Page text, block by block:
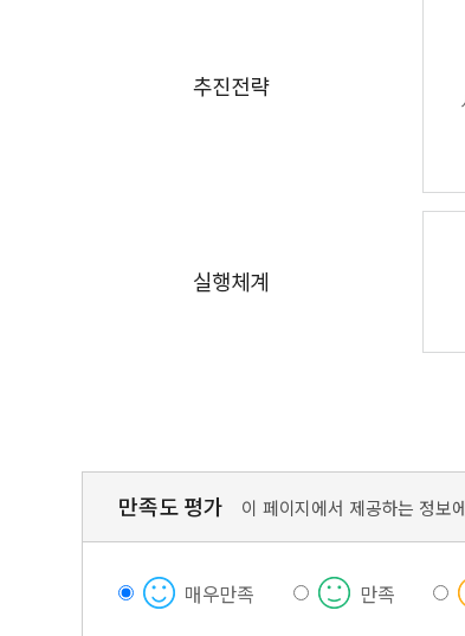
만족도 평가 이 페이지에서 제공하는 정보
매우만족 만족